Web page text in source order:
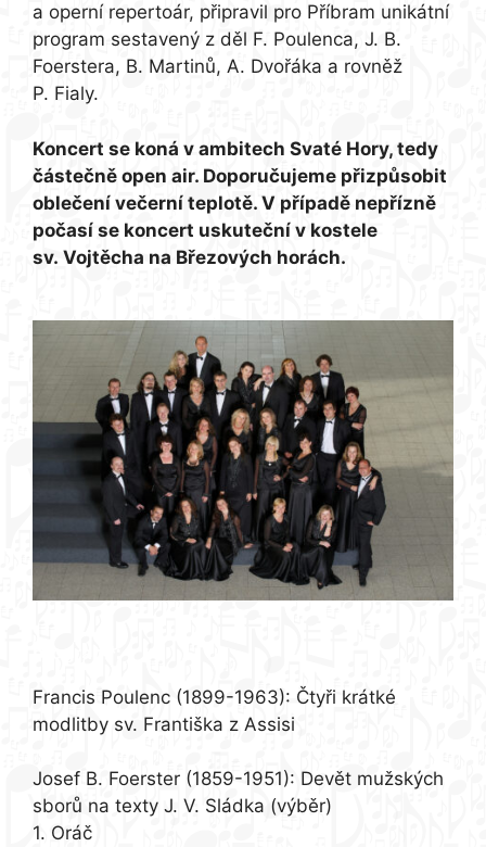
a operní repertoár, připravil pro Příbram unikátní
program sestavený z děl F. Poulenca, J. B.
Foerstera, B. Martinů, A. Dvořáka a rovněž
P. Fialy.
Koncert se koná v ambitech Svaté Hory, tedy
částečně open air. Doporučujeme přizpůsobit
oblečení večerní teplotě. V případě nepřízně
počasí se koncert uskuteční v kostele
sv. Vojtěcha na Březových horách.
Francis Poulenc (1899-1963): Čtyři krátké
modlitby sv. Františka z Assisi
Josef B. Foerster (1859-1951): Devět mužských
sborů na texty J. V. Sládka (výběr)
1. Oráč